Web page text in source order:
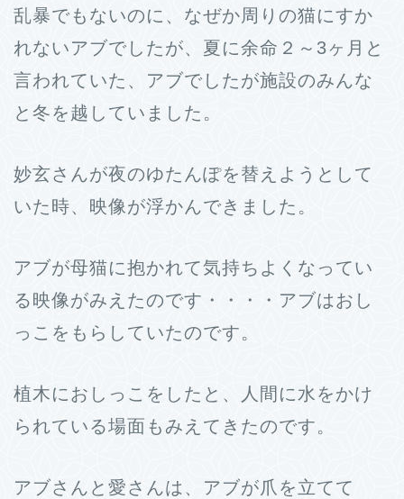
乱暴でもないのに、なぜか周りの猫にすか
れないアブでしたが、夏に余命２～3ヶ月と
言われていた、アブでしたが施設のみんな
と冬を越していました。
妙玄さんが夜のゆたんぽを替えようとして
いた時、映像が浮かんできました。
アブが母猫に抱かれて気持ちよくなってい
る映像がみえたのです・・・・アブはおし
っこをもらしていたのです。
植木におしっこをしたと、人間に水をかけ
られている場面もみえてきたのです。
アブさんと愛さんは、アブが爪を立てて